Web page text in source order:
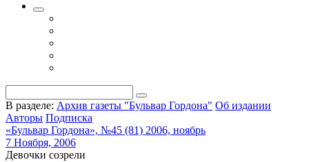
В разделе: Архив газеты "Бульвар Гордона" Об издании
Авторы Подписка
«Бульвар Гордона», №45 (81) 2006, ноябрь
7 Ноября, 2006
Девочки созрели